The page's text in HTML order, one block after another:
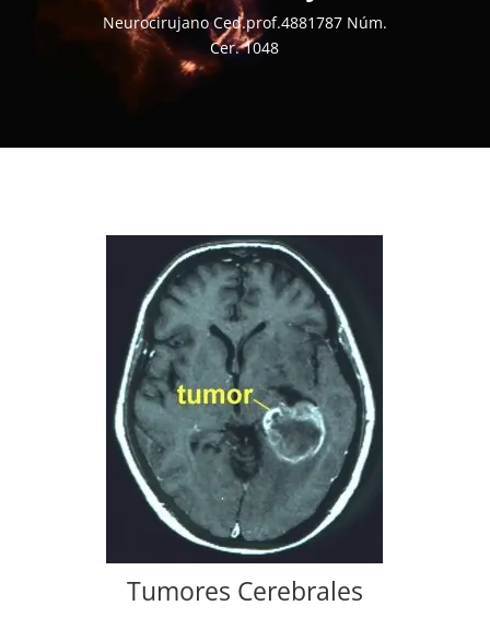
Neurocirujano Ced.prof.4881787 Núm.
Cer. 1048
Tumores Cerebrales